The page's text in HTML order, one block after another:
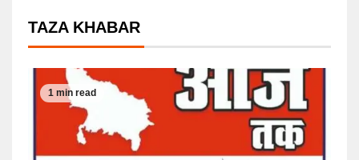
TAZA KHABAR
1 min read